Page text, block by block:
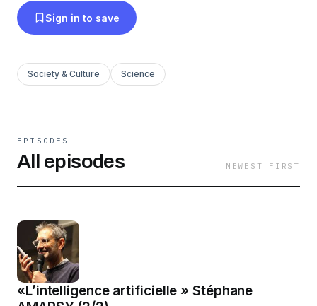
Sign in to save
Society & Culture Science
EPISODES
All episodes NEWEST FIRST
«L’intelligence artificielle » Stéphane